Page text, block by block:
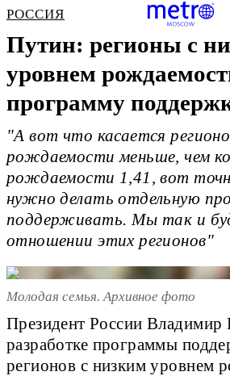
РОССИЯ
Путин: регионы с
уровнем
программу
"А вот что касается
рождаемости меньше, чем
рождаемости 1,41, вот
нужно делать отдельную
поддерживать. Мы так и
отношении этих регионов"
Молодая семья. Архивное фото
Президент России
разработке программы
регионов с низким уровнем